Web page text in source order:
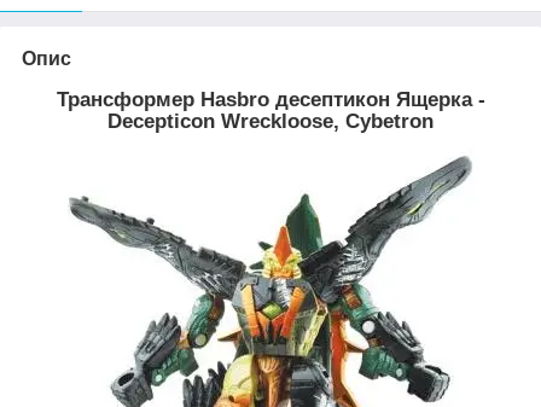
Опис
Трансформер Hasbro десептикон Ящерка -
Decepticon Wreckloose, Cybetron